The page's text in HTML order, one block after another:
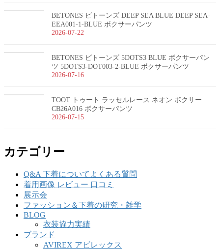
BETONES ビトーンズ DEEP SEA BLUE DEEP SEA-
EEA001-1-BLUE ボクサーパンツ
2026-07-22
BETONES ビトーンズ 5DOTS3 BLUE ボクサーパン
ツ 5DOTS3-DOT003-2-BLUE ボクサーパンツ
2026-07-16
TOOT トゥート ラッセルレース ネオン ボクサー
CB26A016 ボクサーパンツ
2026-07-15
カテゴリー
Q&A 下着についてよくある質問
着用画像 レビュー 口コミ
展示会
ファッション＆下着の研究・雑学
BLOG
衣装協力実績
ブランド
AVIREX アビレックス